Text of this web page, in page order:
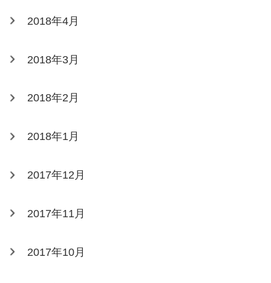
2018年4月
2018年3月
2018年2月
2018年1月
2017年12月
2017年11月
2017年10月